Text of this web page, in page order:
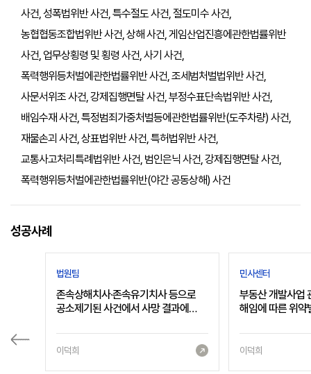
사건, 성폭법위반 사건, 특수절도 사건, 절도미수 사건,
농협협동조합법위반 사건, 상해 사건, 게임산업진흥에관한법률위반
사건, 업무상횡령 및 횡령 사건, 사기 사건,
폭력행위등처벌에관한법률위반 사건, 조세범처벌법위반 사건,
사문서위조 사건, 강제집행면탈 사건, 부정수표단속법위반 사건,
배임수재 사건, 특정범죄가중처벌등에관한법률위반(도주차량) 사건,
재물손괴 사건, 상표법위반 사건, 특허법위반 사건,
교통사고처리특례법위반 사건, 범인은닉 사건, 강제집행면탈 사건,
폭력행위등처벌에관한법률위반(야간 공동상해) 사건
성공사례
법원팀
존속상해치사·존속유기치사 등으로
공소제기된 사건에서 사망 결과에
선고
이덕희
민사센터
부동산 개발사업
해임에 따른 위약
이덕희